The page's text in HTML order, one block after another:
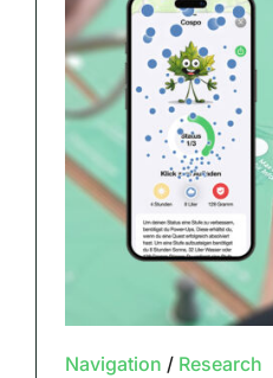
Navigation / Research